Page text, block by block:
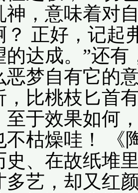
神，意味着对
？ 正好，记起
的达成。”还
恶梦自有它的
，比桃枝匕首
至于效果如何
不枯燥哇！ 《
史、在故纸堆
多艺，却又红